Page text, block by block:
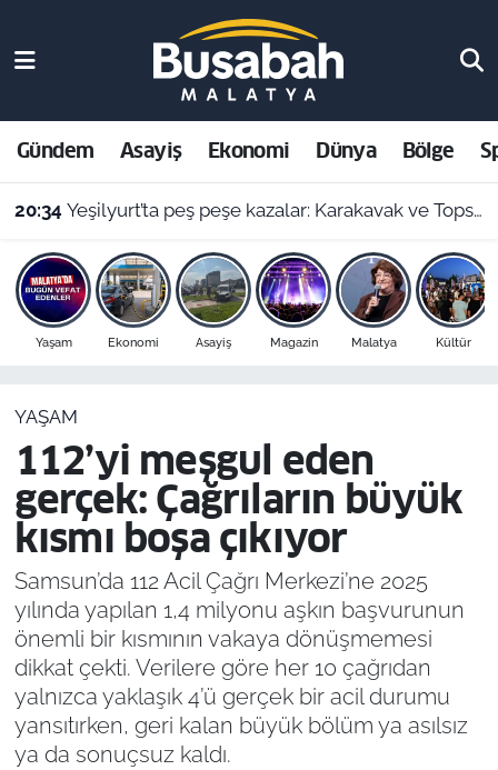
Gündem Asayiş Ekonomi Dünya Bölge
20:34 Yeşilyurt’ta peş peşe kazalar: Karakavak ve Topsöğüt Kavşağı’nda çarpışma!
Yaşam Ekonomi Asayiş Magazin Malatya Kültür
YAŞAM
112’yi meşgul eden
gerçek: Çağrıların büyük
kısmı boşa çıkıyor
Samsun’da 112 Acil Çağrı Merkezi’ne 2025
yılında yapılan 1,4 milyonu aşkın başvurunun
önemli bir kısmının vakaya dönüşmemesi
dikkat çekti. Verilere göre her 10 çağrıdan
yalnızca yaklaşık 4’ü gerçek bir acil durumu
yansıtırken, geri kalan büyük bölüm ya asılsız
ya da sonuçsuz kaldı.
Asayiş
Ekonomi
Dünya
Bölge
Resmi İlanlar
Malatya Nöbetçi Eczaneler
Malatya Hava Durumu
Malatya Namaz Vakitleri
Malatya Trafik Yoğunluk Haritası
Süper Lig Puan Durumu ve Fikstür
Son Dakika Haberleri
Haber Arşivi